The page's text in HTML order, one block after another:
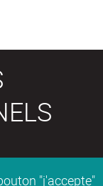
"j'accepte"